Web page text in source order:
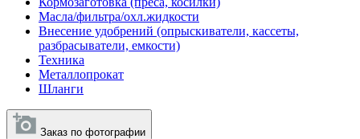
Масла/фильтра/охл.жидкости
Внесение удобрений (опрыскиватели, кассеты,
разбрасыватели, емкости)
Техника
Металлопрокат
Шланги
Заказ по фотографии